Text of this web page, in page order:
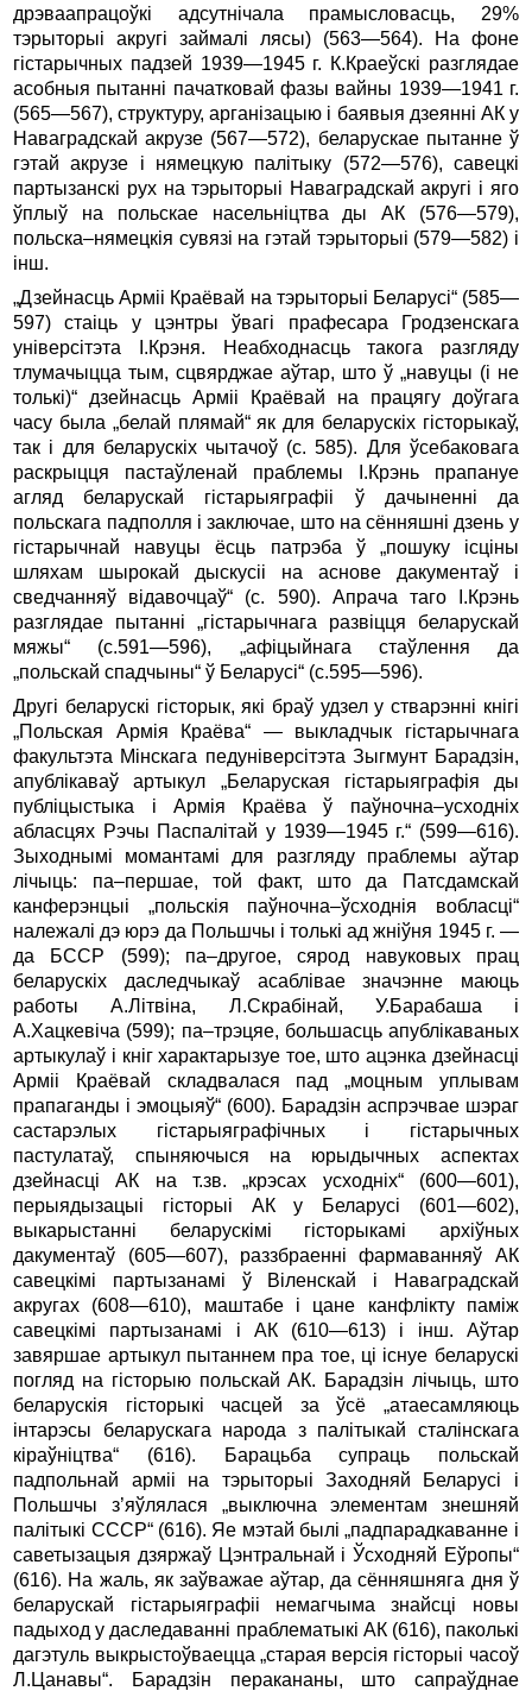
дрэваапрацоўкі адсутнічала прамысловасць, 29%
тэрыторыі акру­гі займалі лясы) (563—564). На фоне
гістарычных падзей 1939—1945 г. К.Краеўскі разглядае
асобныя пытанні пачатковай фазы вайны 1939—1941 г.
(565—567), структуру, арганізацыю і баявыя дзеянні АК у
Наваградскай акрузе (567—572), беларускае пытанне ў
гэтай акрузе і нямецкую палітыку (572—576), савецкі
партызанскі рух на тэрыторыі Наваград­скай акругі і яго
ўплыў на польскае насельніцтва ды АК (576—579),
польска–нямецкія сувязі на гэтай тэрыторыі (579—582) і
інш.
„Дзейнасць Арміі Краёвай на тэрыторыі Беларусі“ (585—
597) стаіць у цэнтры ўвагі прафесара Гродзенскага
універсітэта І.Крэня. Неабходнасць такога разгляду
тлумачыцца тым, сцвярджае аўтар, што ў „навуцы (і не
толькі)“ дзейнасць Арміі Краёвай на працягу доўгага
часу была „белай плямай“ як для беларускіх гісторыкаў,
так і для беларускіх чытачоў (с. 585). Для ўсебаковага
раскрыцця пастаўленай праблемы І.Крэнь прапануе
агляд беларускай гістарыяграфіі ў дачыненні да
польскага падполля і заключае, што на сённяшні дзень у
гістарычнай навуцы ёсць патрэба ў „пошуку ісціны
шляхам шырокай дыскусіі на аснове дакументаў і
сведчанняў відавочцаў“ (с. 590). Апрача таго І.Крэнь
разглядае пытанні „гістарычнага развіцця беларускай
мяжы“ (с.591—596), „афіцыйнага стаўлення да
„польскай спадчыны“ ў Беларусі“ (с.595—596).
Другі беларускі гісторык, які браў удзел у стварэнні кнігі
„Польская Армія Краёва“ — выкладчык гістарычнага
факультэта Мінскага педуніверсітэта Зыгмунт Барадзін,
апублікаваў артыкул „Беларуская гістарыяграфія ды
публіцыстыка і Армія Краёва ў паўночна–усходніх
абласцях Рэчы Паспалітай у 1939—1945 г.“ (599—616).
Зыходнымі момантамі для разгляду праблемы аўтар
лічыць: па–першае, той факт, што да Патс­дамcкай
канферэнцыі „польскія паўночна–ўсходнія вобласці“
належалі дэ юрэ да Польшчы і толькі ад жніўня 1945 г. —
да БССР (599); па–другое, сярод навуковых прац
беларускіх да­следчыкаў асаблівае значэнне маюць
работы А.Літвіна, Л.Скрабінай, У.Барабаша і
А.Хацкевіча (599); па–трэцяе, большасць апублікаваных
артыкулаў і кніг характарызуе тое, што ацэнка дзейнасці
Арміі Краёвай складвалася пад „моцным уплы­вам
прапаганды і эмоцыяў“ (600). Барадзін аспрэчвае шэраг
састарэлых гістарыяграфічных і гістарычных
пастулатаў, спыняючыся на юрыдычных аспектах
дзейнасці АК на т.зв. „крэсах усходніх“ (600—601),
перыядызацыі гісторыі АК у Беларусі (601—602),
выкарыстанні беларускімі гісторыкамі ар­хіўных
дакументаў (605—607), раззбраенні фармаванняў АК
савецкімі партызанамі ў Віленскай і Наваградскай
акругах (608—610), маштабе і цане канфлікту паміж
савецкімі партызанамі і АК (610—613) і інш. Аўтар
завяршае артыкул пытаннем пра тое, ці існуе беларускі
погляд на гісторыю польскай АК. Барадзін лічыць, што
беларускія гісторыкі часцей за ўсё „атаесамляюць
інтарэсы беларускага народа з палітыкай сталін­скага
кіраўніцтва“ (616). Барацьба супраць польскай
падпольнай арміі на тэрыторыі Заходняй Беларусі і
Польшчы з’яўлялася „выключна элементам знешняй
палітыкі СССР“ (616). Яе мэтай былі „падпарадкаванне і
саветызацыя дзяржаў Цэнтральнай і Ўсходняй Еўропы“
(616). На жаль, як заўважае аўтар, да сённяшняга дня ў
беларускай гістарыя­графіі немагчыма знайсці новы
падыход у даследаванні праблематыкі АК (616), паколькі
дагэтуль выкрыстоўваецца „старая версія гісторыі часоў
Л.Цанавы“. Барадзін перакананы, што сапраўднае